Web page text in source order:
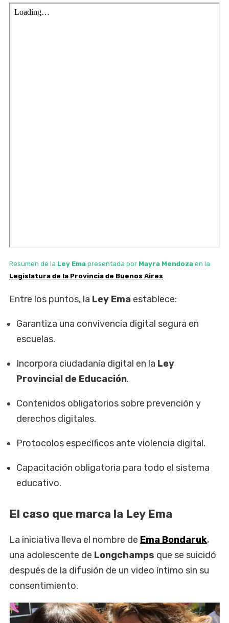
Resumen de la Ley Ema presentada por Mayra Mendoza en la
Legislatura de la Provincia de Buenos Aires
Entre los puntos, la Ley Ema establece:
Garantiza una convivencia digital segura en
escuelas.
Incorpora ciudadanía digital en la Ley
Provincial de Educación.
Contenidos obligatorios sobre prevención y
derechos digitales.
Protocolos específicos ante violencia digital.
Capacitación obligatoria para todo el sistema
educativo.
El caso que marca la Ley Ema
La iniciativa lleva el nombre de Ema Bondaruk,
una adolescente de Longchamps que se suicidó
después de la difusión de un video íntimo sin su
consentimiento.